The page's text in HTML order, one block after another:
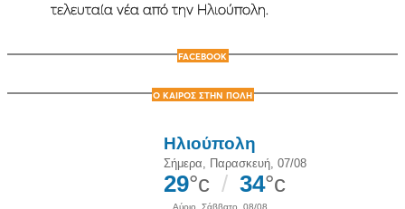
τελευταία νέα από την Ηλιούπολη.
FACEBOOK
Ο ΚΑΙΡΟΣ ΣΤΗΝ ΠΟΛΗ